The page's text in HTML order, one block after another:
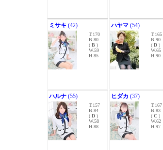
ミサキ (42)
T.170
B.80
( B )
W.59
H.85
ハヤマ (54)
T.165
B.90
( D )
W.65
H.90
ハルナ (55)
T.157
B.84
( D )
W.58
H.88
ヒダカ (37)
T.167
B.83
( C )
W.62
H.97